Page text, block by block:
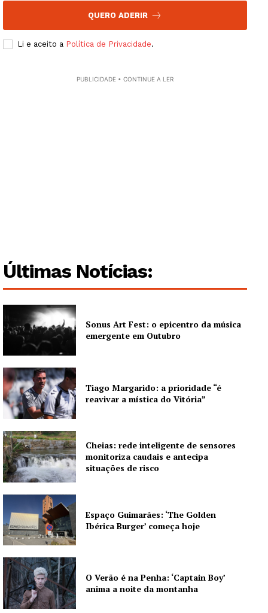
Edição Digital
QUERO ADERIR
Li e aceito a Política de Privacidade.
PUBLICIDADE • CONTINUE A LER
Últimas Notícias:
Sonus Art Fest: o epicentro da música
emergente em Outubro
Tiago Margarido: a prioridade “é
reavivar a mística do Vitória”
Cheias: rede inteligente de sensores
monitoriza caudais e antecipa
situações de risco
Espaço Guimarães: ‘The Golden
Ibérica Burger’ começa hoje
O Verão é na Penha: ‘Captain Boy’
anima a noite da montanha